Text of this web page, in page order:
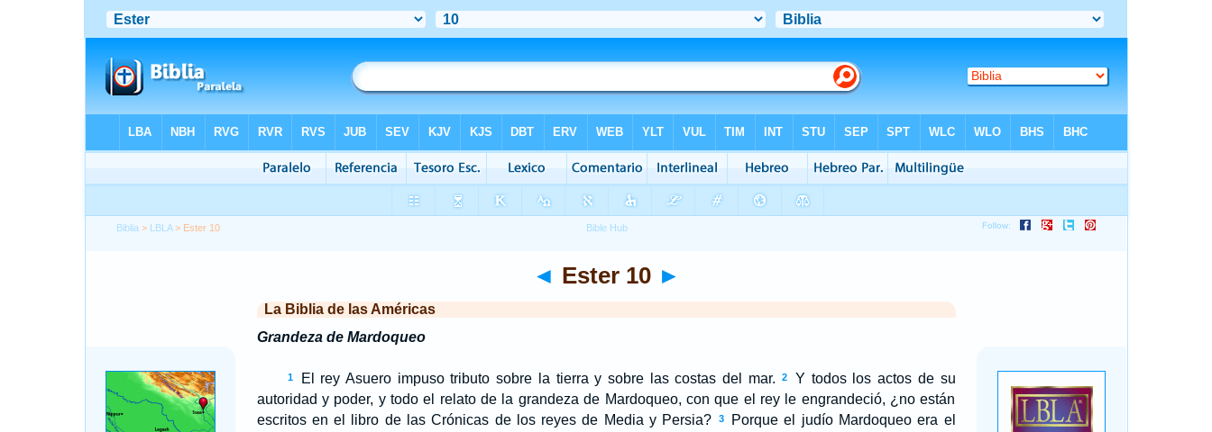
Biblia > LBLA> Ester 10
◄ Ester 10 ►
La Biblia de las Américas
Grandeza de Mardoqueo
1 El rey Asuero impuso tributo sobre la tierra y sobre las costas del mar. 2
Y todos los actos de su
autoridad y poder, y todo el relato de la grandeza de Mardoqueo, con que el rey le engrandeció, ¿no están
escritos en el libro de las Crónicas de los reyes de Media y Persia?
3
Porque el judío Mardoqueo era el